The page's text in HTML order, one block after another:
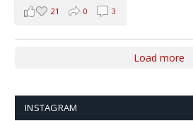
21 0 3
Load more
INSTAGRAM